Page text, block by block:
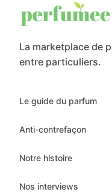
La marketplace de
entre particuliers.
Le guide du parfum
Anti-contrefaçon
Notre histoire
Nos interviews